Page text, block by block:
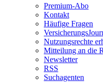
Premium-Abo
Kontakt
Häufige Fragen
Nutzungsrechte
Mitteilung an die
Newsletter
RSS
Suchagenten